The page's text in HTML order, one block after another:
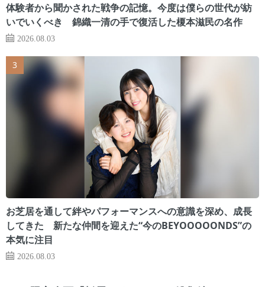
体験者から聞かされた戦争の記憶。今度は僕らの世代が紡
いでいくべき 錦織一清の手で復活した榎本滋民の名作
2026.08.03
お芝居を通して絆やパフォーマンスへの意識を深め、成長
してきた 新たな仲間を迎えた“今のBEYOOOOONDS”の
本気に注目
2026.08.03